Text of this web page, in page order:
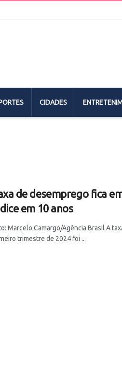
CIDADES
de desemprego fica
em 10 anos
Marcelo Camargo/Agência Brasil A
trimestre de 2024 foi ...